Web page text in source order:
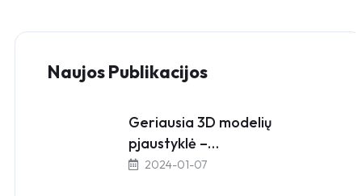
Naujos Publikacijos
Geriausia 3D modelių
pjaustyklė –…
2024-01-07